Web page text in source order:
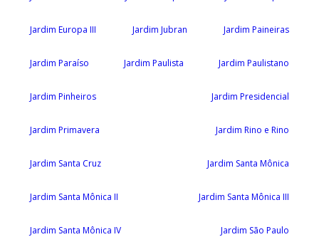
Jardim Europa III Jardim Jubran Jardim Paineiras
Jardim Paraíso Jardim Paulista Jardim Paulistano
Jardim Pinheiros Jardim Presidencial
Jardim Primavera Jardim Rino e Rino
Jardim Santa Cruz Jardim Santa Mônica
Jardim Santa Mônica II Jardim Santa Mônica III
Jardim Santa Mônica IV Jardim São Paulo